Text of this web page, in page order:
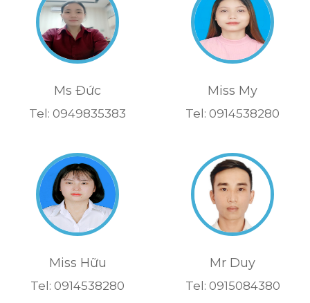
Ms Đức
Tel: 0949835383
Miss My
Tel: 0914538280
Miss Hữu
Tel: 0914538280
Mr Duy
Tel: 0915084380